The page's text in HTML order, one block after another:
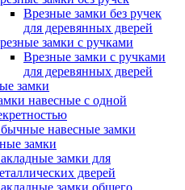
Врезные замки без ручек
для деревянных дверей
замки с ручками
Врезные замки с ручками
для деревянных дверей
замки
навесные с одной
навесные замки
замки
замки для
дверей